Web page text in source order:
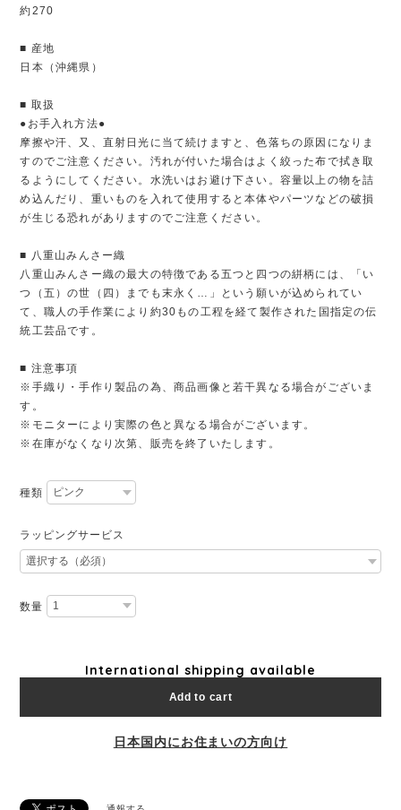
約270
■ 産地
日本（沖縄県）
■ 取扱
●お手入れ方法●
摩擦や汗、又、直射日光に当て続けますと、色落ちの原因になりま
すのでご注意ください。汚れが付いた場合はよく絞った布で拭き取
るようにしてください。水洗いはお避け下さい。容量以上の物を詰
め込んだり、重いものを入れて使用すると本体やパーツなどの破損
が生じる恐れがありますのでご注意ください。
■ 八重山みんさー織
八重山みんさー織の最大の特徴である五つと四つの絣柄には、「い
つ（五）の世（四）までも末永く…」という願いが込められてい
て、職人の手作業により約30もの工程を経て製作された国指定の伝
統工芸品です。
■ 注意事項
※手織り・手作り製品の為、商品画像と若干異なる場合がございま
す。
※モニターにより実際の色と異なる場合がございます。
※在庫がなくなり次第、販売を終了いたします。
種類
ラッピングサービス
数量
International shipping available
Add to cart
日本国内にお住まいの方向け